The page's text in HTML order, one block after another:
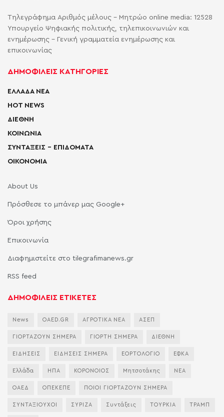
Τηλεγράφημα Αριθμός μέλους - Μητρώο online media: 12528
Υπουργείο Ψηφιακής πολιτικής, τηλεπικοινωνιών και
ενημέρωσης - Γενική γραμματεία ενημέρωσης και
επικοινωνίας
ΔΗΜΟΦΙΛΕΙΣ ΚΑΤΗΓΟΡΙΕΣ
ΕΛΛΑΔΑ ΝΕΑ
HOT NEWS
ΔΙΕΘΝΗ
ΚΟΙΝΩΝΙΑ
ΣΥΝΤΑΞΕΙΣ – ΕΠΙΔΟΜΑΤΑ
ΟΙΚΟΝΟΜΙΑ
About Us
Πρόσθεσε το μπάνερ μας Google+
Όροι χρήσης
Επικοινωνία
Διαφημιστείτε στο tilegrafimanews.gr
RSS feed
ΔΗΜΟΦΙΛΕΙΣ ΕΤΙΚΕΤΕΣ
News OAED.GR ΑΓΡΟΤΙΚΑ ΝΕΑ ΑΣΕΠ
ΓΙΟΡΤΑΖΟΥΝ ΣΗΜΕΡΑ ΓΙΟΡΤΗ ΣΗΜΕΡΑ ΔΙΕΘΝΗ
ΕΙΔΗΣΕΙΣ ΕΙΔΗΣΕΙΣ ΣΗΜΕΡΑ ΕΟΡΤΟΛΟΓΙΟ ΕΦΚΑ
Ελλάδα ΗΠΑ ΚΟΡΟΝΟΙΟΣ Μητσοτάκης ΝΕΑ
ΟΑΕΔ ΟΠΕΚΕΠΕ ΠΟΙΟΙ ΓΙΟΡΤΑΖΟΥΝ ΣΗΜΕΡΑ
ΣΥΝΤΑΞΙΟΥΧΟΙ ΣΥΡΙΖΑ Συντάξεις ΤΟΥΡΚΙΑ ΤΡΑΜΠ